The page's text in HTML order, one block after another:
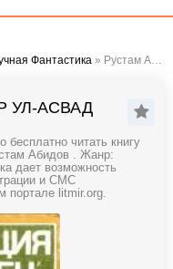
Фантастика » Рустам Абидов - Хаджар ул-асвад
УЛ-АСВАД
читать книгу
Абидов . Жанр:
дает возможность
и СМС
портале litmir.org.